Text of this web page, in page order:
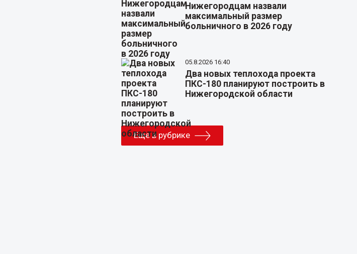
Нижегородцам назвали
максимальный размер
больничного в 2026 году
05.8.2026 16:40
Два новых теплохода проекта
ПКС-180 планируют построить в
Нижегородской области
Еще в рубрике